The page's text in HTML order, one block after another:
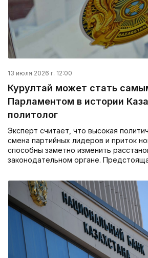
13 июля 2026 г. 12:00
Курултай может стать
Парламентом в истории
политолог
Эксперт считает, что высокая
смена партийных лидеров и приток
способны заметно изменить
законодательном органе.